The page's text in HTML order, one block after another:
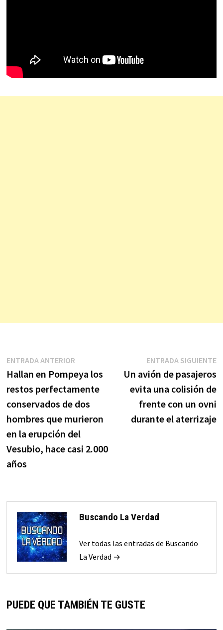
Navegación
de
entradas
ENTRADA ANTERIOREntrada
anterior:
Hallan en Pompeya los
restos perfectamente
conservados de dos
hombres que murieron
en la erupción del
Vesubio, hace casi 2.000
años
ENTRADA SIGUIENTE
Un avión de pasajeros
evita una colisión de
frente con un ovni
durante el aterrizaje
Buscando La Verdad
Ver todas las entradas de Buscando
La Verdad →
PUEDE QUE TAMBIÉN TE GUSTE